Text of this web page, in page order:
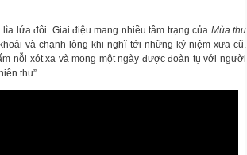
lứa đôi. Giai điệu mang nhiều tâm trạng của Mùa thu
và chạnh lòng khi nghĩ tới những kỷ niệm xưa cũ.
nỗi xót xa và mong một ngày được đoàn tụ với người
thu”.